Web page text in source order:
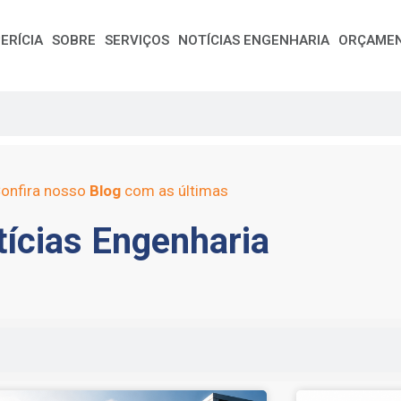
SOBRE SERVIÇOS NOTÍCIAS ENGENHARIA
nosso Blogcom as últimas
Engenharia